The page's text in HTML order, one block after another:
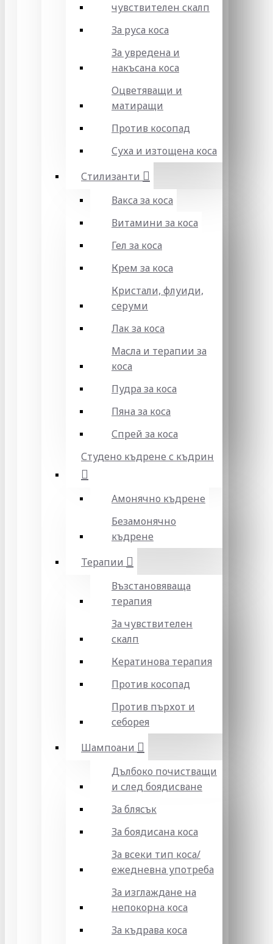
чувствителен скалп
За руса коса
За увредена и
накъсана коса
Оцветяващи и
матиращи
Против косопад
Суха и изтощена коса
Стилизанти
Вакса за коса
Витамини за коса
Гел за коса
Крем за коса
Кристали, флуиди,
серуми
Лак за коса
Масла и терапии за
коса
Пудра за коса
Пяна за коса
Спрей за коса
Студено къдрене с къдрин
Амонячно къдрене
Безамонячно
къдрене
Терапии
Възстановяваща
терапия
За чувствителен
скалп
Кератинова терапия
Против косопад
Против пърхот и
себорея
Шампоани
Дълбоко почистващи
и след боядисване
За блясък
За боядисана коса
За всеки тип коса/
ежедневна употреба
За изглаждане на
непокорна коса
За къдрава коса